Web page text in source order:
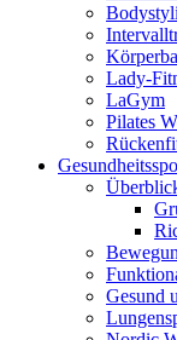
Lady-
LaGym
Pilates
Gesund